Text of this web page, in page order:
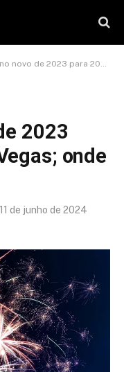
2023 para 2024 em Las Vegas; onde passar?
2023
onde
11 de junho de 2024